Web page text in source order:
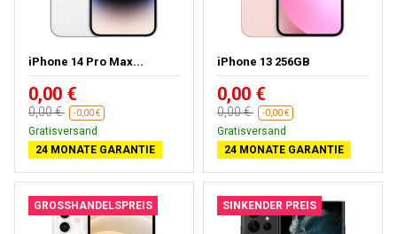
iPhone 14 Pro Max...
0,00 €
0,00 € -0,00 €
Gratisversand
24 MONATE GARANTIE
iPhone 13 256GB
0,00 €
0,00 € -0,00 €
Gratisversand
24 MONATE GARANTIE
GROSSHANDELSPREIS SINKENDER PREIS